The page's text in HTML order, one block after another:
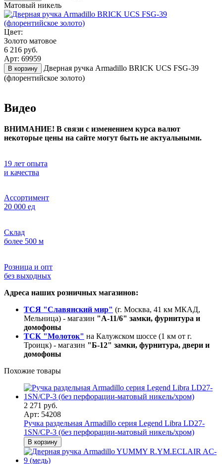
Матовый никель
Цвет:
Золото матовое
6 216 руб.
Арт: 69959
В корзину
Дверная ручка Armadillo BRICK UCS FSG-39
(флорентийское золото)
Видео
ВНИМАНИЕ! В связи с изменением курса валют
некоторые цены на сайте могут быть не актуальными.
19 лет опыта
и качества
Ассортимент
20 000 ед
Склад
более 500 м
Розница и опт
без выходных
Адреса наших розничных магазинов:
ТСЯ "Славянский мир" (г. Москва, 41 км МКАД,
Мельница) - магазин "А-11/6" замки, фурнитура и
домофоны
ТСК "Молоток" на Калужском шоссе (1 км от г.
Троицк) - магазин "Б-12" замки, фурнитура, двери и
домофоны
Похожие товары
2 271 руб.
Арт: 54208
Ручка раздельная Armadillo серия Legend Libra LD27-
1SN/CP-3 (без перфорации-матовый никель/хром)
В корзину